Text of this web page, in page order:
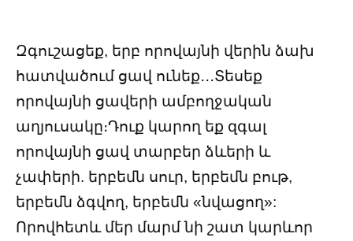
Զգուշացեք, երբ որովայնի վերին ձախ
հատվածում ցավ ունեք․․․Տեսեք
որովայնի ցավերի ամբողջական
աղյուսակը։Դուք կարող եք զգալ
որովայնի ցավ տարբեր ձևերի և
չափերի. երբեմն սուր, երբեմն բութ,
երբեմն ձգվող, երբեմն «նվացող»:
Որովհետև մեր մարմ նի շատ կարևոր